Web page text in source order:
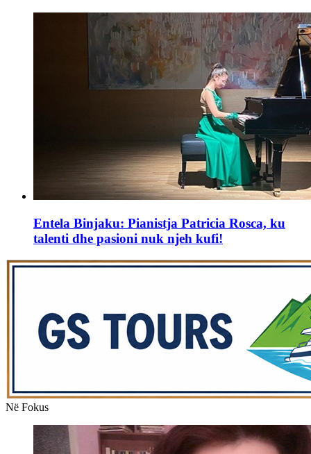
Entela Binjaku: Pianistja Patricia Rosca, ku
talenti dhe pasioni nuk njeh kufi!
Në Fokus